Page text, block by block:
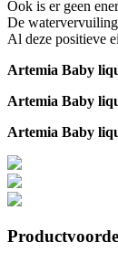
Ook is er geen
De
Al deze positieve
Artemia Baby
Artemia Baby
Artemia Baby